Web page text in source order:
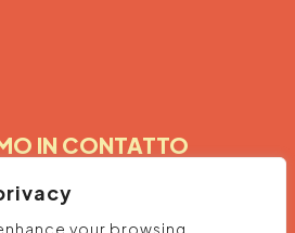
your browsing
IN CONTATTO
la tua email acconsenti
trattamento dei tuoi dati